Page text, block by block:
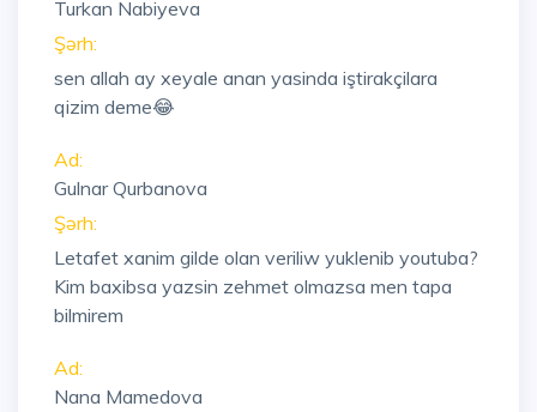
Turkan Nabiyeva
Şərh:
sen allah ay xeyale anan yasinda iştirakçilara
qizim deme😂
Ad:
Gulnar Qurbanova
Şərh:
Letafet xanim gilde olan veriliw yuklenib youtuba?
Kim baxibsa yazsin zehmet olmazsa men tapa
bilmirem
Ad:
Nana Mamedova